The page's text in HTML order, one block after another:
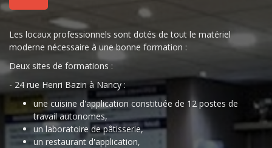
Les locaux professionnels sont dotés de tout le matériel
moderne nécessaire à une bonne formation :
Deux sites de formations :
- 24 rue Henri Bazin à Nancy :
une cuisine d'application constituée de 12 postes de
travail autonomes,
un laboratoire de pâtisserie,
un restaurant d'application,